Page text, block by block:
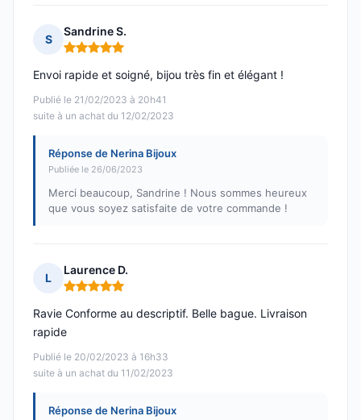
S
Sandrine S.
Note : 5 sur 5
Publié le 21/02/2023 à 20h41
suite à un achat du 12/02/2023
Envoi rapide et soigné, bijou très fin et élégant !
Réponse de Nerina Bijoux
Publiée le 26/06/2023
Merci beaucoup, Sandrine ! Nous sommes heureux
que vous soyez satisfaite de votre commande !
L
Laurence D.
Note : 5 sur 5
Publié le 20/02/2023 à 16h33
suite à un achat du 11/02/2023
Ravie Conforme au descriptif. Belle bague. Livraison
rapide
Réponse de Nerina Bijoux